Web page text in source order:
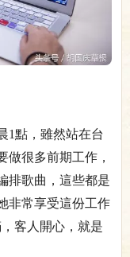
1點，雖然站在台
做很多前期工作，
排歌曲，這些都是
非常享受這份工作
客人開心，就是